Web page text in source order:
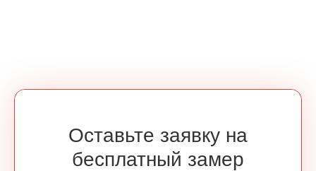
Оставьте заявку на
бесплатный замер